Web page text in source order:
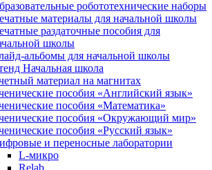
робототехнические наборы
материалы для начальной школы
раздаточные пособия для
школы
альбомы для начальной школы
Начальная школа
материал на магнитах
пособия «Английский язык»
пособия «Математика»
пособия «Окружающий мир»
пособия «Русский язык»
и переносные лаборатории
L-микро
Relab